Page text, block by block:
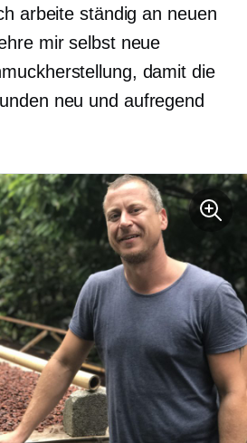
arbeite ständig an neuen
mir selbst neue
damit die
neu und aufregend